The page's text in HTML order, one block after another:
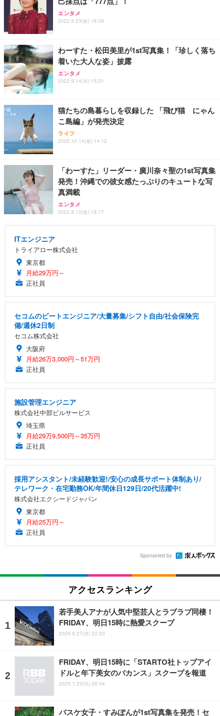
エンタメ
2022.9.23(金) 19:29
わーすた・松田美里が1st写真集！「珍しく落ち
着いた大人な姿」披露
エンタメ
2022.9.14(水) 15:21
猫たちの島暮らしを収録した 「飛び猫 にゃん
こ島編」が発売決定
ライフ
2022.10.14(金) 14:12
「わーすた」リーダー・廣川奈々聖の1st写真集
発売！沖縄での彼女感たっぷりのキュートな写
真満載
エンタメ
2022.8.12(金) 18:17
ITエンジニア
トライアロー株式会社
東京都
月給29万円～
正社員
セコムのビートエンジニア/大量募集/シフト自由/社会保険完
備/週休2日制
セコム株式会社
大阪府
月給26万3,000円～51万円
正社員
施設管理エンジニア
株式会社中部ビルサービス
埼玉県
月給29万9,500円～35万円
正社員
採用アシスタント/未経験歓迎!/安心の成長サポート体制あり/
テレワーク・在宅勤務OK/年間休日129日/20代活躍中!
株式会社エクシードジャパン
東京都
月給25万円～
正社員
Sponsored by
アクセスランキング
若手美人アナが人気中堅芸人とラブラブ同棲！
FRIDAY、明日15時に熱愛スクープ
2025.8.27(水) 22:20
FRIDAY、明日15時に「STARTO社トップアイ
ドルと年下美女のバカンス」スクープを報道
2025.7.23(水) 20:54
バスケ女子・すみぽんが1st写真集を発売！セ